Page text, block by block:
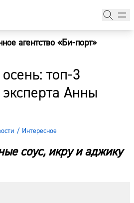
агентство «Би-порт»
топ-3
Анны
/ Интересное
соус, икру и аджику